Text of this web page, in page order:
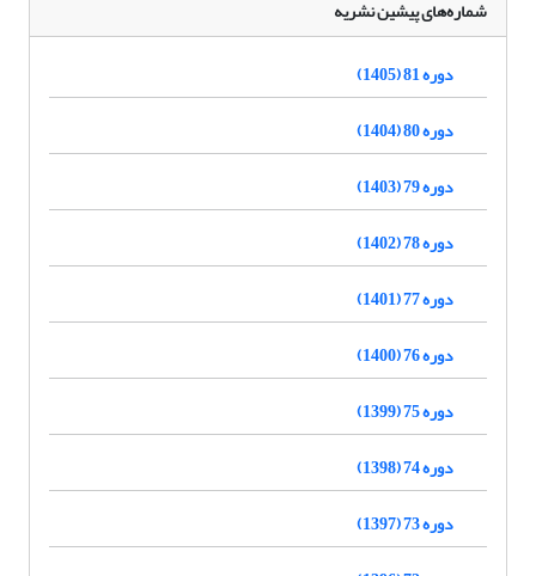
شماره‌های پیشین نشریه
دوره 81 (1405)
دوره 80 (1404)
دوره 79 (1403)
دوره 78 (1402)
دوره 77 (1401)
دوره 76 (1400)
دوره 75 (1399)
دوره 74 (1398)
دوره 73 (1397)